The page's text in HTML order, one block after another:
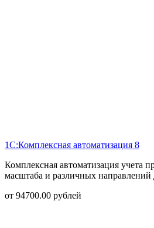
1С:Комплексная автоматизация 8
Комплексная автоматизация учета
масштаба и различных направлений
от 94700.00 рублей